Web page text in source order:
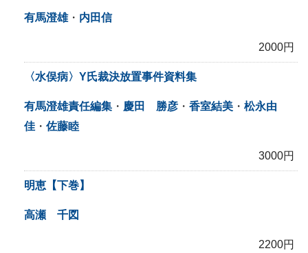
有馬澄雄・ 内田信
2000円
〈水俣病〉Y氏裁決放置事件資料集
有馬澄雄責任編集 ・ 慶田 勝彦 ・ 香室結美 ・ 松永由
佳 ・ 佐藤睦
3000円
明恵【下巻】
高瀬 千図
2200円